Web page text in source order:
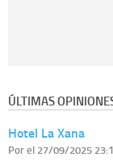
previo, que podrá
Derechos:tiene
disponible en
Información
ÚLTIMAS
Hotel La Xana
Porel 27/09/2025